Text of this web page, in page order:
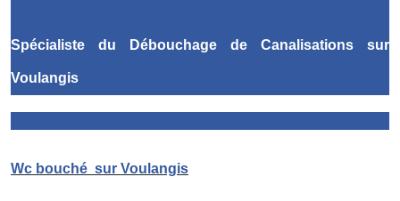
Spécialiste du Débouchage de Canalisations sur
Voulangis
Wc bouché sur Voulangis